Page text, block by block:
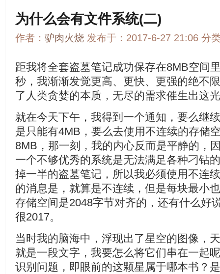
为什么会有文件系统(二)
作者： 驴肉火烧 发布于：2017-6-27 21:06 分
距我将全套盗墓笔记成功保存在8MB空间
秒，我渐渐发觉更高、更快、更强的绝不
了人类贪婪的本质，无尽的需求催生出这
就在今天下午，我得到一个通知，要么继
是只能有4MB，要么去使用不连续的存储
8MB，那一刻，我的内心反而是平静的，
一个不够优秀的系统是无法满足各种刁钻
掉一半的盗墓笔记，所以我必须使用不连
的消息是，就算是不连续，但是每块最小
存储空间是2048字节对齐的，还有什么好
很2017。
当时我的脑海中，浮现出了星空的图像，
就是一段文字，我要怎么将它们串在一起
识别问题，即眼前的这颗星属于哪本书？